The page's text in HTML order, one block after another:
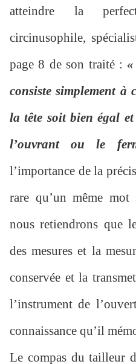
atteindre la
circinusophile,
page 8 de son traité :
consiste simplement à
la tête soit bien égal
l’ouvrant ou le
l’importance de la
rare qu’un même mot
nous retiendrons que
des mesures et la
conservée et la
l’instrument de
connaissance qu’il
Le compas du tailleur